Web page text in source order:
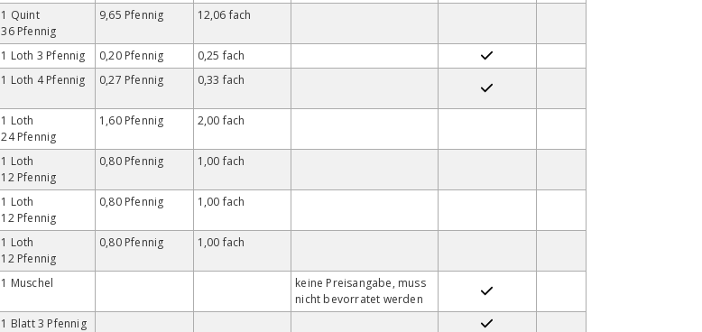
1 Quint
36 Pfennig
9,65 Pfennig 12,06 fach
1 Loth 3 Pfennig 0,20 Pfennig
0,25 fach
1 Loth 4 Pfennig 0,27 Pfennig 0,33 fach
1 Loth
24 Pfennig
1,60 Pfennig 2,00 fach
1 Loth
12 Pfennig
0,80 Pfennig 1,00 fach
1 Loth
12 Pfennig
0,80 Pfennig 1,00 fach
1 Loth
12 Pfennig
0,80 Pfennig 1,00 fach
1 Muschel
keine Preisangabe, muss
nicht bevorratet werden
1 Blatt 3 Pfennig